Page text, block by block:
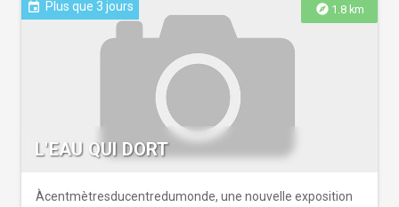
explore 1.8 km
event Plus que 3 jours
L'EAU QUI DORT
Àcentmètresducentredumonde, une nouvelle exposition